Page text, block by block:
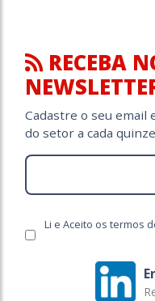
RECEBA
Cadastre o seu email
do setor a cada
Li e Aceito os termos